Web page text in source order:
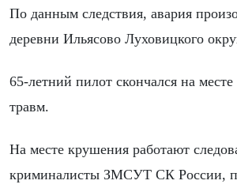
По данным следствия, авария
деревни Ильясово Луховицкого
65-летний пилот скончался на
травм.
На месте крушения работают
криминалисты ЗМСУТ СК России,